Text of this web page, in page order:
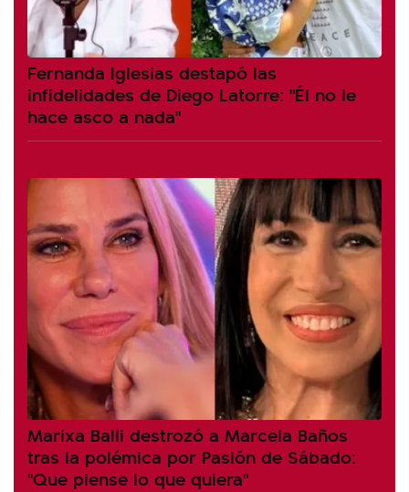
Fernanda Iglesias destapó las
infidelidades de Diego Latorre: "Él no le
hace asco a nada"
Marixa Balli destrozó a Marcela Baños
tras la polémica por Pasión de Sábado:
"Que piense lo que quiera"